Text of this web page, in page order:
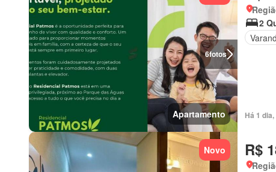
6fotos
Apartamento
2
Há 1
Novo R$